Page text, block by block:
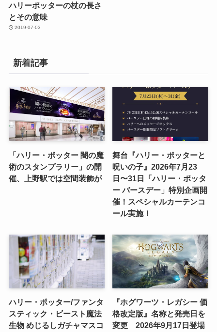
ハリーポッターの杖の長さ
とその意味
2019-07-03
新着記事
「ハリー・ポッター 闇の魔
術のスタンプラリー」の開
催、上野駅では空間装飾が
舞台『ハリー・ポッターと
呪いの子』2026年7月23
日〜31日「ハリー・ポッタ
ー バースデー」特別企画開
催！スペシャルカーテンコ
ール実施！
ハリー・ポッター/ファンタ
スティック・ビースト魔法
生物 めじるしガチャマスコ
『ホグワーツ・レガシー 価
格改定版』名称と発売日を
変更 2026年9月17日登場